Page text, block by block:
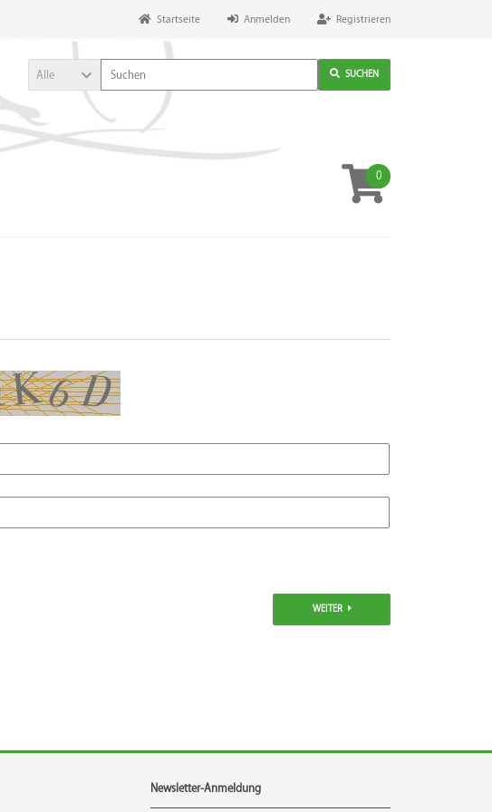
Registrieren
Anmelden
Startseite
Alle SUCHEN
0
WEITER
Newsletter-Anmeldung